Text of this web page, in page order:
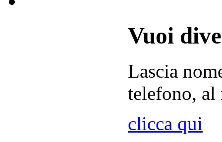
Vuoi
Lascia
telefono, al
clicca qui